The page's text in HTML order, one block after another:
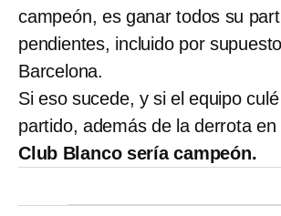
campeón, es ganar todos su
pendientes, incluido por
Barcelona.
Si eso sucede, y si el equipo
partido, además de la derrota en
Club Blanco sería campeón.